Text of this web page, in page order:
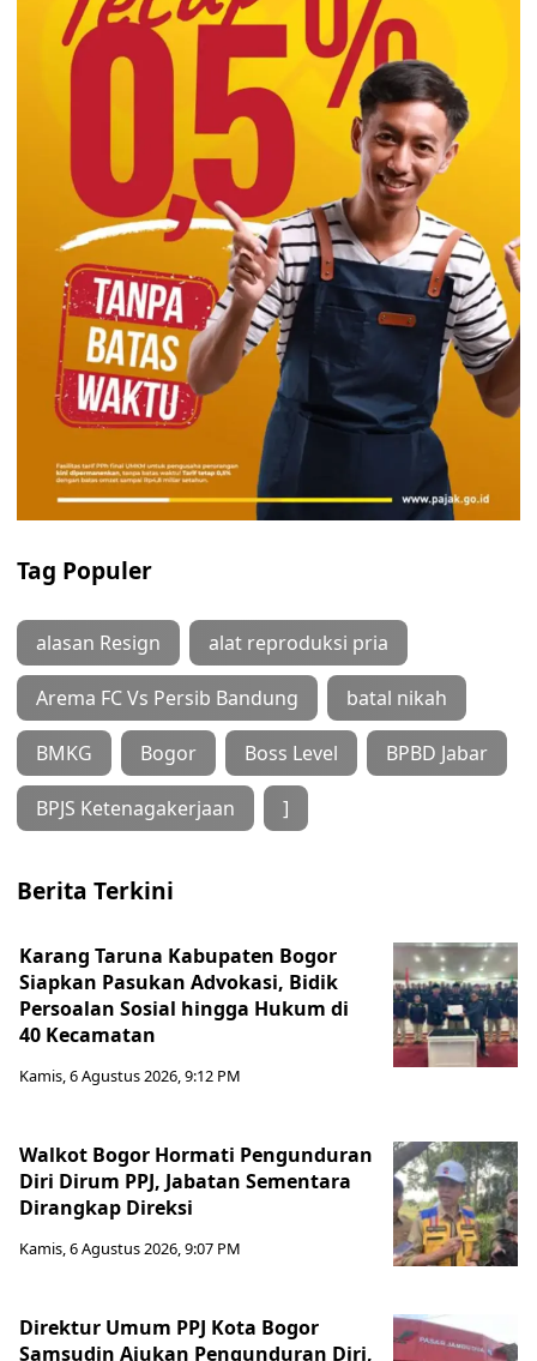
Tag Populer
alasan Resign alat reproduksi pria
Arema FC Vs Persib Bandung batal nikah
BMKG Bogor Boss Level BPBD Jabar
BPJS Ketenagakerjaan ]
Berita Terkini
Karang Taruna Kabupaten Bogor
Siapkan Pasukan Advokasi, Bidik
Persoalan Sosial hingga Hukum di
40 Kecamatan
Kamis, 6 Agustus 2026, 9:12 PM
Walkot Bogor Hormati Pengunduran
Diri Dirum PPJ, Jabatan Sementara
Dirangkap Direksi
Kamis, 6 Agustus 2026, 9:07 PM
Direktur Umum PPJ Kota Bogor
Samsudin Ajukan Pengunduran Diri,